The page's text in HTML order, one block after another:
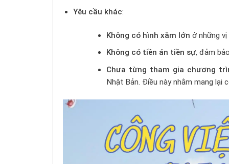
Yêu cầu khác:
Không có hình xăm lớn ở những
Không có tiền án tiền sự, đảm
Chưa từng tham gia chương
Nhật Bản. Điều này nhằm mang lại